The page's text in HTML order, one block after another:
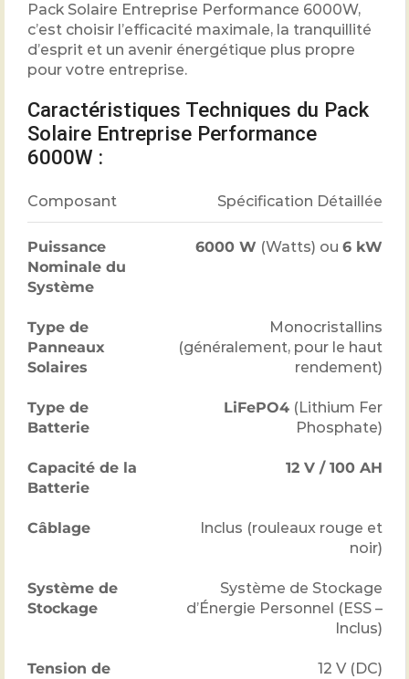
Pack Solaire Entreprise Performance 6000W,
c’est choisir l’efficacité maximale, la tranquillité
d’esprit et un avenir énergétique plus propre
pour votre entreprise.
Caractéristiques Techniques du Pack
Solaire Entreprise Performance
6000W :
Composant Spécification Détaillée
Puissance
Nominale du
Système
6000 W (Watts) ou 6 kW
Type de
Panneaux
Solaires
Monocristallins
(généralement, pour le haut
rendement)
Type de
Batterie
LiFePO4 (Lithium Fer
Phosphate)
Capacité de la
Batterie
12 V / 100 AH
Câblage
Inclus (rouleaux rouge et
noir)
Système de
Stockage
Système de Stockage
d’Énergie Personnel (ESS –
Inclus)
Tension de
12 V (DC)